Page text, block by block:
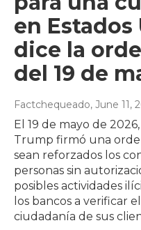
en Estados
dice la
del 19 de
Factchequeado, June 11,
El 19 de mayo de
Trump firmó una
sean reforzados los
personas sin
posibles actividades
los bancos a verificar
ciudadanía de sus